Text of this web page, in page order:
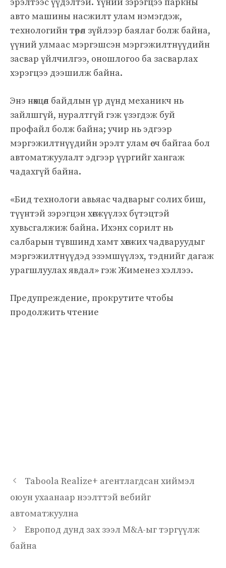
авто машины насжилт улам нэмэгдэж,
технологийн төрөл зүйлээр баялаг болж байна,
үүний улмаас мэргэшсэн мэргэжилтнүүдийн
засвар үйлчилгээ, оношлогоо ба засварлах
хэрэгцээ дээшилж байна.
Энэ нөхцөл байдлын үр дүнд механикч нь
зайлшгүй, нуралтгүй гэж үзэгдэж буй
профайл болж байна; учир нь эдгээр
мэргэжилтнүүдийн эрэлт улам өсч байгаа бол
автоматжуулалт эдгээр үүргийг хангаж
чадахгүй байна.
«Бид технологи авьяас чадварыг солих биш,
түүнтэй зэрэгцэн хөгжүүлэх бүтэцтэй
хувьсгалжиж байна. Ихэнх сорилт нь
салбарын түвшинд хамт хөгжих чадваруудыг
мэргэжилтнүүдэд эзэмшүүлэх, тэднийг дагаж
урагшлуулах явдал» гэж Жименез хэллээ.
Предупреждение, прокрутите чтобы
продолжить чтение
Taboola Realize+ агентлагдсан хиймэл
оюун ухаанаар нээлттэй вебийг
автоматжуулна
Европод дунд зах зээл M&A-ыг тэргүүлж
байна